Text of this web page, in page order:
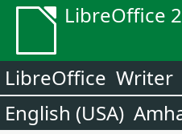
LibreOffice
LibreOffice Writer
English (USA)